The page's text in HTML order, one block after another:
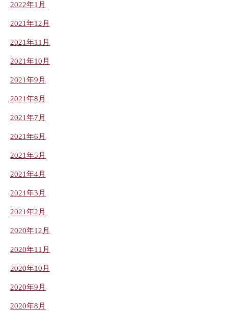
2022年1月
2021年12月
2021年11月
2021年10月
2021年9月
2021年8月
2021年7月
2021年6月
2021年5月
2021年4月
2021年3月
2021年2月
2020年12月
2020年11月
2020年10月
2020年9月
2020年8月